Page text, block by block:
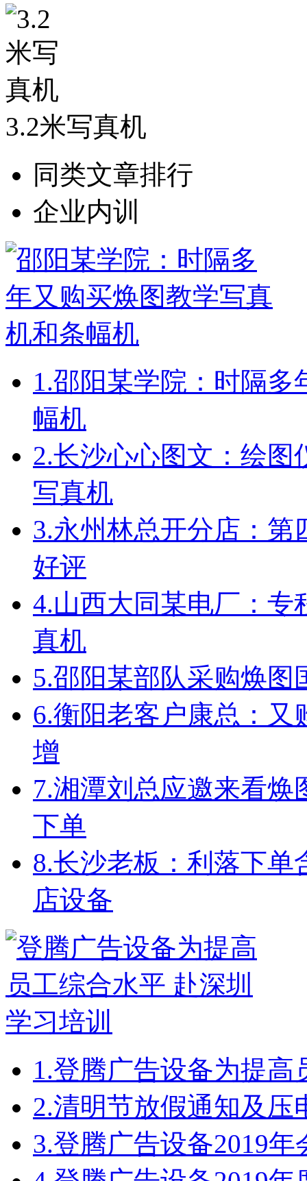
3.2米写真机
同类文章排行
企业内训
1.邵阳某学院：时隔多
幅机
2.长沙心心图文：绘图
写真机
3.永州林总开分店：第
好评
4.山西大同某电厂：专
真机
5.邵阳某部队采购焕图
6.衡阳老客户康总：又
增
7.湘潭刘总应邀来看焕
下单
8.长沙老板：利落下单
店设备
1.登腾广告设备为提高
2.清明节放假通知及压
3.登腾广告设备2019